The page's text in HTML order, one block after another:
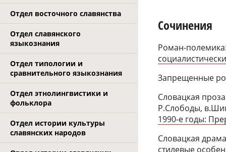
Отдел восточного славянства
Отдел славянского
языкознания
Отдел типологии и
сравнительного языкознания
Отдел этнолингвистики и
фольклора
Отдел истории культуры
славянских народов
Сочинения
Роман-
Запрещенные
Словацкая
Р.Слободы,
1990-е годы:
Словацкая
стилевые